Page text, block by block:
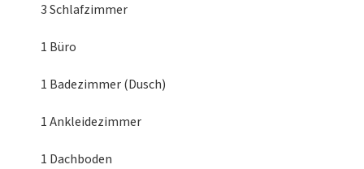
3 Schlafzimmer
1 Büro
1 Badezimmer (Dusch)
1 Ankleidezimmer
1 Dachboden